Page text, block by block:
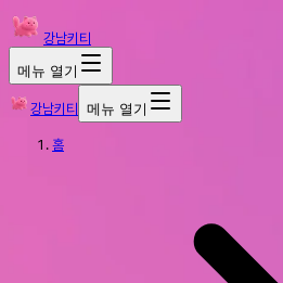
강남키티
메뉴 열기
강남키티 메뉴 열기
홈